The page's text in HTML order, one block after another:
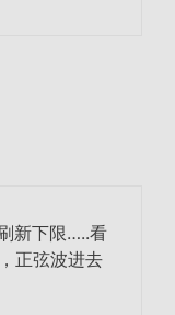
新下限…..看
正弦波进去